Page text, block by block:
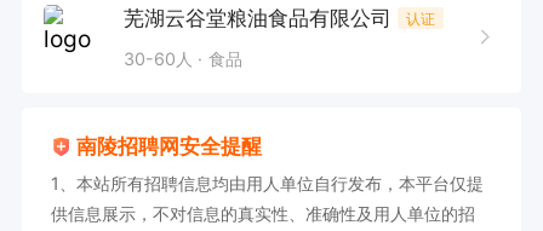
芜湖云谷堂粮油食品有限公司 认证
30-60人 食品
南陵招聘网安全提醒
1、本站所有招聘信息均由用人单位自行发布，本平台仅提
供信息展示，不对信息的真实性、准确性及用人单位的招